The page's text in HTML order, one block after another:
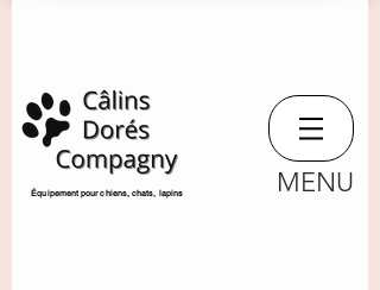
​Équipement pour chiens, chats, lapins MENU